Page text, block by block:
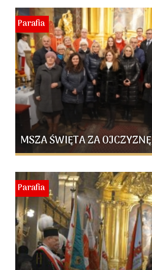
MSZA ŚWIĘTA ZA OJCZYZNĘ
Parafia
Parafia